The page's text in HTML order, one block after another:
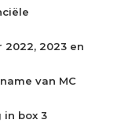
2023 en
van MC
in box 3